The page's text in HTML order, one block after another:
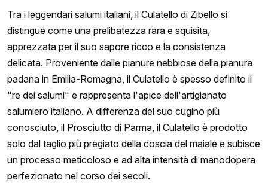
Tra i leggendari salumi italiani, il Culatello di Zibello si
distingue come una prelibatezza rara e squisita,
apprezzata per il suo sapore ricco e la consistenza
delicata. Proveniente dalle pianure nebbiose della pianura
padana in Emilia-Romagna, il Culatello è spesso definito il
"re dei salumi" e rappresenta l'apice dell'artigianato
salumiero italiano. A differenza del suo cugino più
conosciuto, il Prosciutto di Parma, il Culatello è prodotto
solo dal taglio più pregiato della coscia del maiale e subisce
un processo meticoloso e ad alta intensità di manodopera
perfezionato nel corso dei secoli.